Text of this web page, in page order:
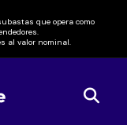
que opera como
al valor nominal.